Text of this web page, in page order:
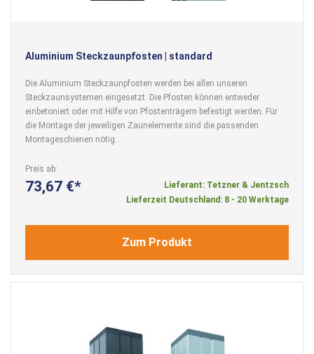
Aluminium Steckzaunpfosten | standard
Die Aluminium Steckzaunpfosten werden bei allen unseren
Steckzaunsystemen eingesetzt. Die Pfosten können entweder
einbetoniert oder mit Hilfe von Pfostenträgern befestigt werden. Für
die Montage der jeweiligen Zaunelemente sind die passenden
Montageschienen nötig.
Preis ab
73,67 €
Lieferant: Tetzner & Jentzsch
Lieferzeit Deutschland: 8 - 20 Werktage
Zum Produkt